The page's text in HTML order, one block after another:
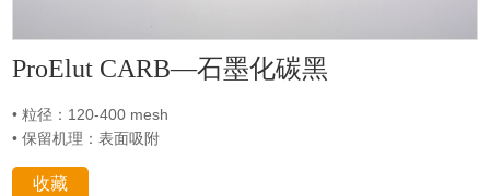
ProElut CARB—石墨化碳黑
• 粒径：120-400 mesh
• 保留机理：表面吸附
收藏